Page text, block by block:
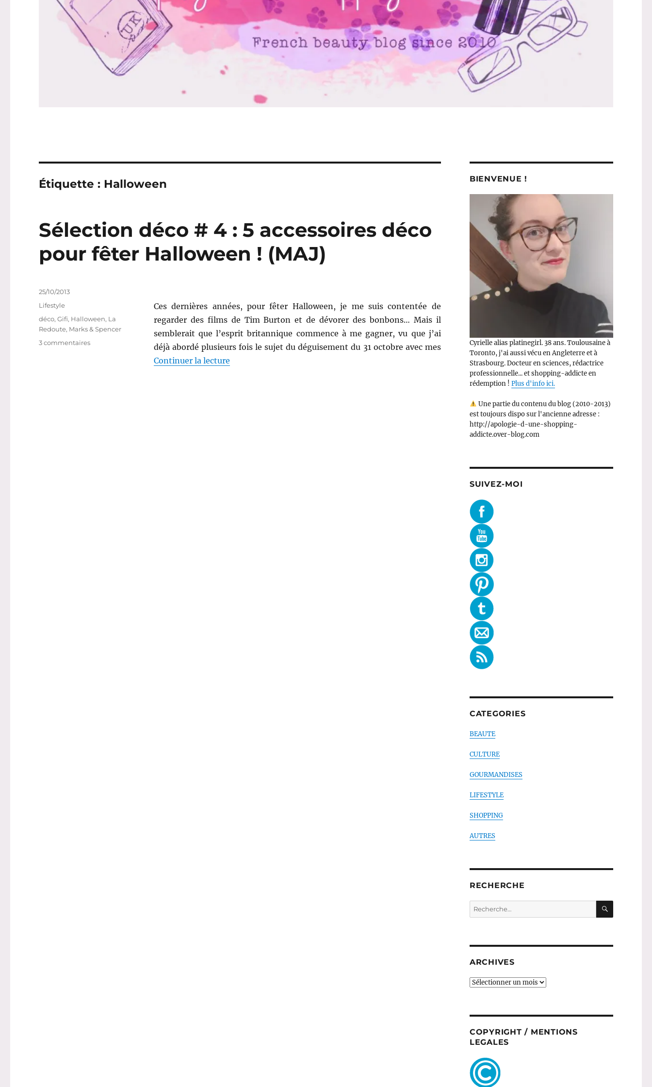
Étiquette : Halloween
Sélection déco # 4 : 5 accessoires déco
pour fêter Halloween ! (MAJ)
Ces dernières années, pour fêter Halloween, je me suis contentée de
regarder des films de Tim Burton et de dévorer des bonbons… Mais il
semblerait que l’esprit britannique commence à me gagner, vu que j’ai
déjà abordé plusieurs fois le sujet du déguisement du 31 octobre avec mes
Continuer la lecturede « Sélection déco # 4 : 5 accessoires déco pour fêter Halloween ! (MAJ) »
Publié
le
25/10/2013
Catégories
Lifestyle
Étiquettes
déco,Gifi, Halloween, La
Redoute, Marks & Spencer
3 commentairessur
BIENVENUE !
Cyrielle alias platinegirl. 38 ans. Toulousaine à
Toronto, j'ai aussi vécu en Angleterre et à
Strasbourg. Docteur en sciences, rédactrice
professionnelle... et shopping-addicte en
rédemption ! Plus d'info ici.
Une partie du contenu du blog (2010-2013)
est toujours dispo sur l'ancienne adresse :
http://apologie-d-une-shopping-
addicte.over-blog.com
SUIVEZ-MOI
CATEGORIES
BEAUTE
CULTURE
GOURMANDISES
LIFESTYLE
SHOPPING
AUTRES
RECHERCHE
Recherche
pour :
ARCHIVES
ARCHIVES
COPYRIGHT / MENTIONS
LEGALES